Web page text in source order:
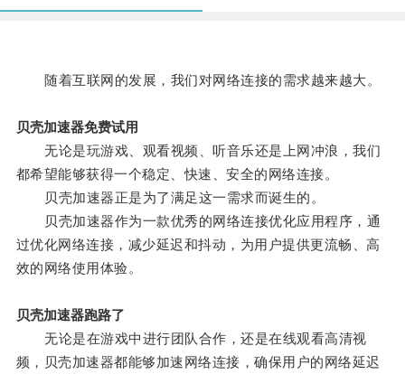
随着互联网的发展，我们对网络连接的需求越来越大。
贝壳加速器免费试用
无论是玩游戏、观看视频、听音乐还是上网冲浪，我们
都希望能够获得一个稳定、快速、安全的网络连接。
贝壳加速器正是为了满足这一需求而诞生的。
贝壳加速器作为一款优秀的网络连接优化应用程序，通
过优化网络连接，减少延迟和抖动，为用户提供更流畅、高
效的网络使用体验。
贝壳加速器跑路了
无论是在游戏中进行团队合作，还是在线观看高清视
频，贝壳加速器都能够加速网络连接，确保用户的网络延迟